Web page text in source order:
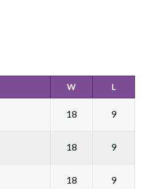
W L
18 9
18 9
18 9